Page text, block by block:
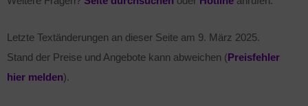
Letzte Textänderungen an dieser Seite am 9. März 2025.
Stand der Preise und Angebote kann abweichen (Preisfehler
hier melden).